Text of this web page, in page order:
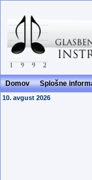
Domov Splošne
10. avgust 2026